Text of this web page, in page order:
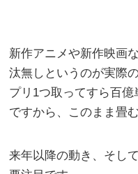
新作アニメや新作映画
汰無しというのが実際
プリ1つ取ってすら百
ですから、このまま畳
来年以降の動き、そし